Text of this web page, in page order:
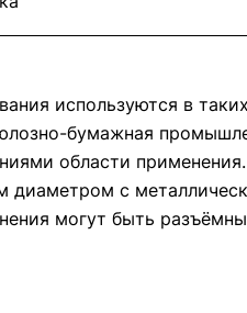
используются в
бумажная
области
диаметром с
могут быть